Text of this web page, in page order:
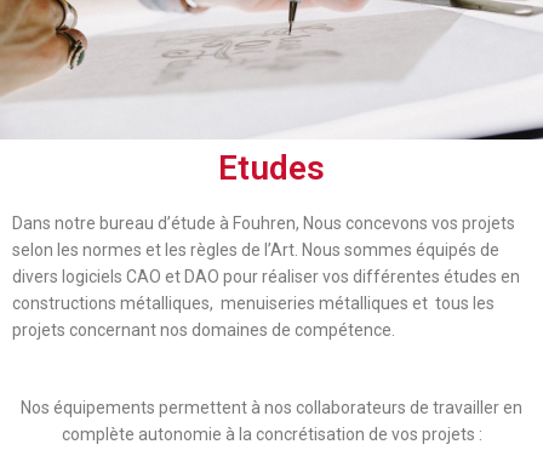
Etudes
Dans notre bureau d’étude à Fouhren, Nous concevons vos projets
selon les normes et les règles de l’Art. Nous sommes équipés de
divers logiciels CAO et DAO pour réaliser vos différentes études en
constructions métalliques, menuiseries métalliques et tous les
projets concernant nos domaines de compétence.
Nos équipements permettent à nos collaborateurs de travailler en
complète autonomie à la concrétisation de vos projets :